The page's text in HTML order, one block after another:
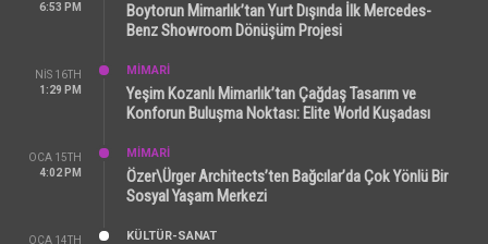
6:53 PM
Boytorun Mimarlık’tan Yurt Dışında İlk Mercedes-
Benz Showroom Dönüşüm Projesi
NIS 16TH
1:29 PM
MİMARİ
Yeşim Kozanlı Mimarlık’tan Çağdaş Tasarım ve
Konforun Buluşma Noktası: Elite World Kuşadası
OCA 15TH
4:02 PM
MİMARİ
Özer\Ürger Architects’ten Bağcılar’da Çok Yönlü Bir
Sosyal Yaşam Merkezi
OCA 14TH
KÜLTÜR-SANAT